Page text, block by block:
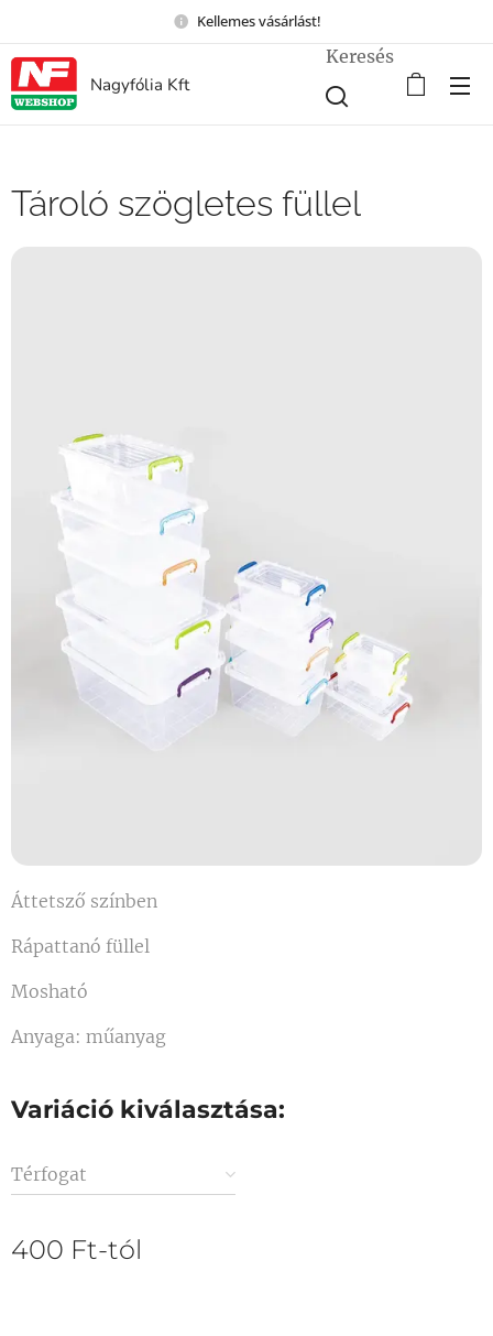
Kellemes vásárlást!
Nagyfólia Kft
Keresés
Tároló szögletes füllel
Áttetsző színben
Rápattanó füllel
Mosható
Anyaga: műanyag
Variáció kiválasztása:
Térfogat
400 Ft-tól